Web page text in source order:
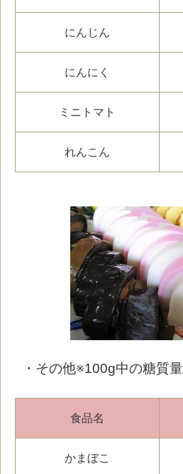
にんじん
にんにく
ミニトマト
れんこん
・その他※100g中の糖質量
食品名
かまぼこ